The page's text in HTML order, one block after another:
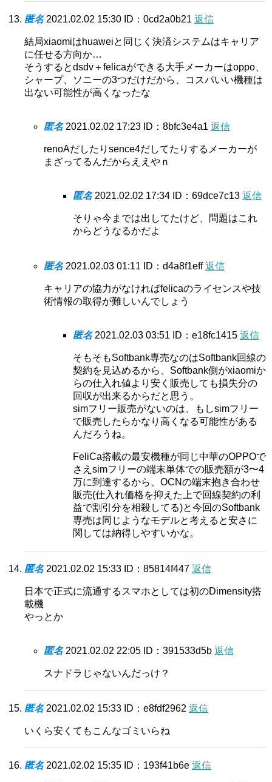
匿名 2021.02.02 15:30 ID：0cd2a0b21 返信
結局xiaomiはhuaweiと同じく決済システムはキャリア
に任せる方向か…
そうするとdsdv＋felicaができる大手メーカーはoppo、
シャープ、ソニーの3つだけだから、コスパいい機種は
出ない可能性が高くなったな
匿名 2021.02.02 17:23 ID：8bfc3e4a1 返信
renoAだしたりsence4だしてたりするメーカーが
まざってるんだからええやｎ
匿名 2021.02.02 17:34 ID：69dce7c13 返信
そりゃ今までは出してたけど、問題はこれ
からどうなるかだよ
匿名 2021.02.03 01:11 ID：d4a8f1eff返信
キャリアの協力がなければfelicaのライセンスや技
術情報の取得が難しいんでしょう
匿名 2021.02.03 03:51 ID：e18fc1415 返信
そもそもSoftbank専売なのはSoftbank回線の
契約を見込めるから、Softbank側がxiaomiか
らの仕入れ値より安く販売しても損失分の
回収が出来るからだと思う。
simフリー販売がないのは、もしsimフリー
で販売したらかなり高くなる可能性がある
んだろうね。
FeliCa搭載の最安機種が同じ中華のOPPOで
さえsimフリーの端末単体での販売額が3〜4
万に到達するから、OCNの端末抱き合わせ
販売(仕入れ価格を抑えた上で回線契約の利
益で割引分を相殺してる)と今回のSoftbank
専売は同じようなモデルと考えると安さに
関しては納得しやすいかな。
匿名 2021.02.02 15:33 ID：85814f447 返信
日本で正式に流通するスマホとしては初のDimensity搭
載機
やっとか
匿名 2021.02.02 22:05 ID：391533d5b 返信
スナドラじゃないんだっけ？
匿名 2021.02.02 15:33 ID：e8fdf2962 返信
いくら安くてもこんなゴミいらね
匿名 2021.02.02 15:35 ID：193f41b6e 返信